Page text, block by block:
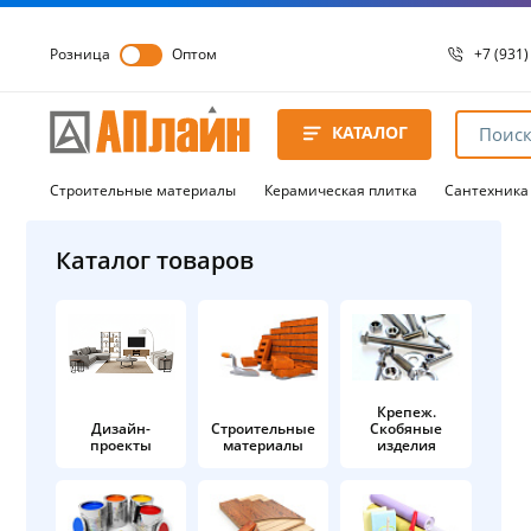
Розница Оптом +7
8 8172
8 8172
КАТАЛОГ
Строительные материалы Керамическая плитка Сантехника
Каталог товаров
Дизайн-
проекты
Строительные
материалы
Крепеж.
Скобяные
изделия